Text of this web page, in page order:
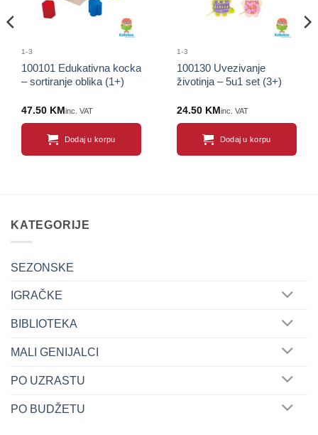
1-3
100101 Edukativna kocka
– sortiranje oblika (1+)
47.50 KM inc. VAT
Dodaj u korpu
1-3
100130 Uvezivanje
životinja – 5u1 set (3+)
24.50 KM inc. VAT
Dodaj u korpu
KATEGORIJE
SEZONSKE
IGRAČKE
BIBLIOTEKA
MALI GENIJALCI
PO UZRASTU
PO BUDŽETU